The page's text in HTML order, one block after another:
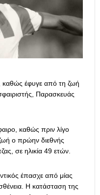
καθώς έφυγε από τη ζωή
Παρασκευάς
καθώς πριν λίγο
ο πρώην διεθνής
σε ηλικία 49 ετών.
έπασχε από μίας
Η κατάσταση της